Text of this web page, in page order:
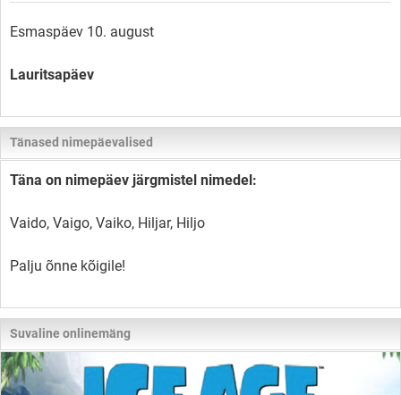
Esmaspäev 10. august
Lauritsapäev
Tänased nimepäevalised
Täna on nimepäev järgmistel nimedel:
Vaido, Vaigo, Vaiko, Hiljar, Hiljo
Palju õnne kõigile!
Suvaline onlinemäng